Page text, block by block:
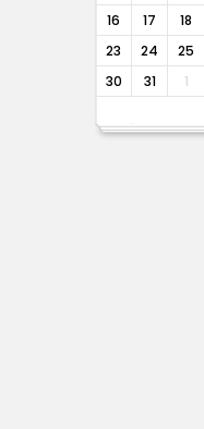
16
17 18
23
24 25
30
31 1